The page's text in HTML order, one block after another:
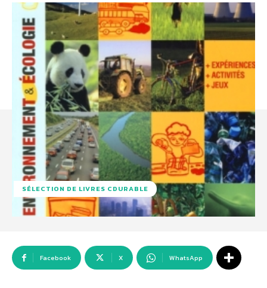
SÉLECTION DE LIVRES CDURABLE
Facebook X WhatsApp